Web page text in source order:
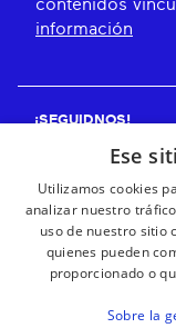
contenidos
información
¡SEGUIDNOS!
¡RECIBE
Ese
Utilizamos cookies
analizar nuestro
uso de nuestro sitio
quienes pueden
proporcionado o
Sobre la